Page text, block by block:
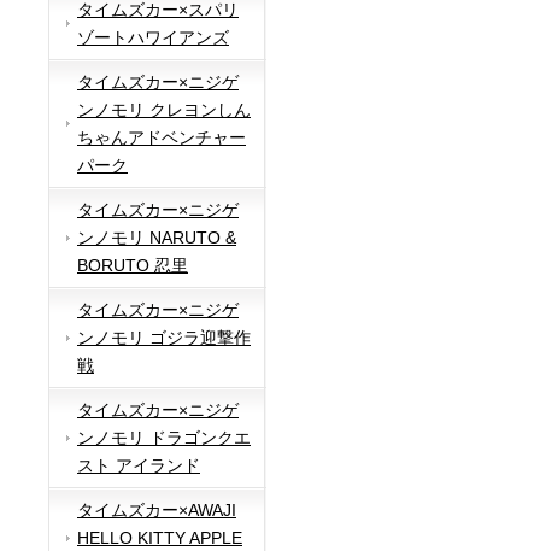
タイムズカー×スパリ
ゾートハワイアンズ
タイムズカー×ニジゲ
ンノモリ クレヨンしん
ちゃんアドベンチャー
パーク
タイムズカー×ニジゲ
ンノモリ NARUTO &
BORUTO 忍里
タイムズカー×ニジゲ
ンノモリ ゴジラ迎撃作
戦
タイムズカー×ニジゲ
ンノモリ ドラゴンクエ
スト アイランド
タイムズカー×AWAJI
HELLO KITTY APPLE